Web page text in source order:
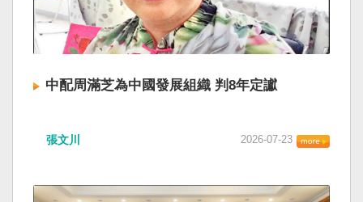
中配周滿芝為中國發展組織 判8年定讞
張文川 2026-07-23